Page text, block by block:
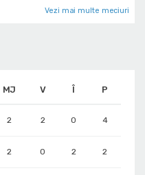
Vezi mai multe meciuri
MJ V Î P
2 2 0 4
2 0 2 2